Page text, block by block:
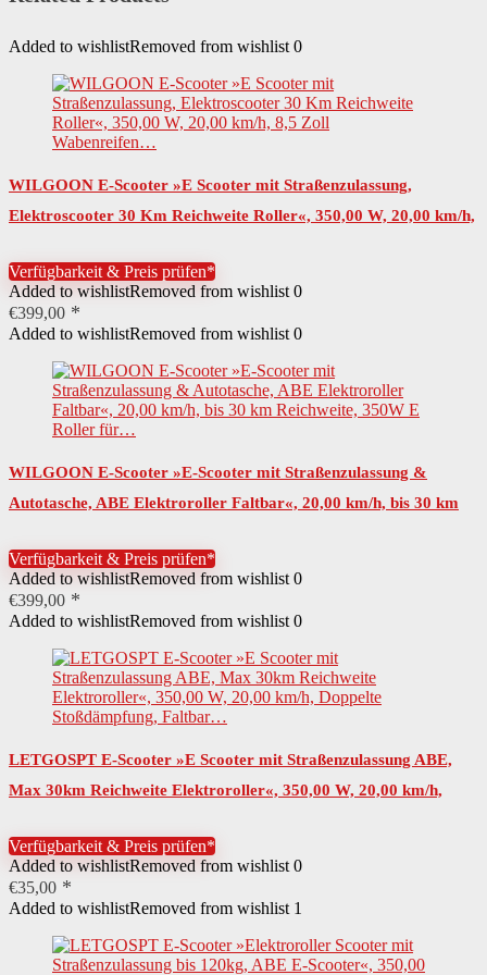
Anzahl Akkus 1 St.
Montagehinweise
Altersempfehlung ab 14 Jahren
Nutzungsbereich innerhalb StVZO
Benötigte Fahrerlaubnis
schwarz
Höchstgeschwindigkeit 20 km/h
Leistung Motor 600 W
Details Motor
Antriebsform
Details Akku Hochleistungszellenwartungsfrei
Leistung Akku 280,8 Wh
Spannung Akku
Art Räder Reifen
Added to wishlistRemoved from wishlist 0
WILGOON E-Scooter »E Scooter mit Straßenzulassung,
Elektroscooter 30 Km Reichweite Roller«, 350,00 W, 20,00 km/h,
Verfügbarkeit & Preis prüfen*
Added to wishlistRemoved from wishlist 0
€399,00
Added to wishlistRemoved from wishlist 0
WILGOON E-Scooter »E-Scooter mit Straßenzulassung &
Autotasche, ABE Elektroroller Faltbar«, 20,00 km/h, bis 30 km
Verfügbarkeit & Preis prüfen*
Added to wishlistRemoved from wishlist 0
€399,00
Added to wishlistRemoved from wishlist 0
LETGOSPT E-Scooter »E Scooter mit Straßenzulassung ABE,
Max 30km Reichweite Elektroroller«, 350,00 W, 20,00 km/h,
Verfügbarkeit & Preis prüfen*
Added to wishlistRemoved from wishlist 0
€35,00
Added to wishlistRemoved from wishlist 1